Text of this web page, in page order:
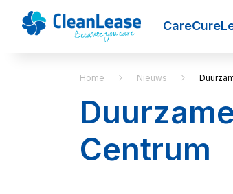
CareCure
Home Nieuws
Centrum